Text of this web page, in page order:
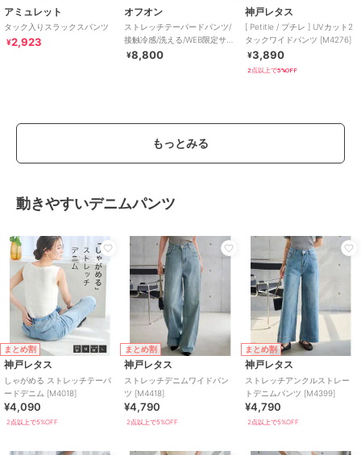
アミュレット
タック入りスラックスパンツ
¥2,923
オフオン
ストレッチテーパードパンツ/
接触冷感/洗える/WEB限定サイ
ズあり
¥8,800
神戸レタス
[ Petitle / プチレ ] UVカット2
タックワイドパンツ [M4276]
¥3,890
2点以上で5%OFF
もっとみる
動きやすいデニムパンツ
まとめ割
神戸レタス
しゃがめる ストレッチテーパ
ードデニム [M4018]
¥4,090
2点以上で5%OFF
まとめ割
神戸レタス
ストレッチデニムワイドパン
ツ [M4418]
¥4,790
2点以上で5%OFF
まとめ割
神戸レタス
ストレッチアンクルストレー
トデニムパンツ [M4399]
¥4,790
2点以上で5%OFF